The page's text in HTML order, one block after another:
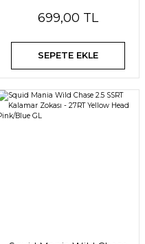
699,00 TL
SEPETE EKLE